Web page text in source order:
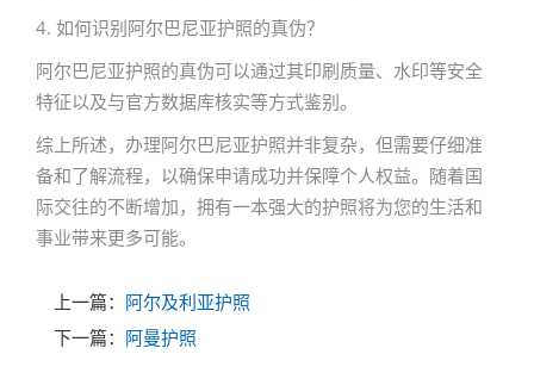
4. 如何识别阿尔巴尼亚护照的真伪？
阿尔巴尼亚护照的真伪可以通过其印刷质量、水印等安全
特征以及与官方数据库核实等方式鉴别。
综上所述，办理阿尔巴尼亚护照并非复杂，但需要仔细准
备和了解流程，以确保申请成功并保障个人权益。随着国
际交往的不断增加，拥有一本强大的护照将为您的生活和
事业带来更多可能。
上一篇： 阿尔及利亚护照
下一篇： 阿曼护照